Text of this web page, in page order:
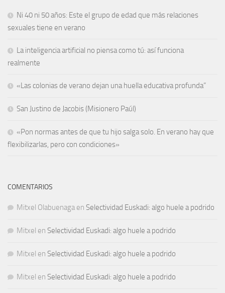
Ni 40 ni 50 años: Este el grupo de edad que más relaciones
sexuales tiene en verano
La inteligencia artificial no piensa como tú: así funciona
realmente
«Las colonias de verano dejan una huella educativa profunda”
San Justino de Jacobis (Misionero Paúl)
«Pon normas antes de que tu hijo salga solo. En verano hay que
flexibilizarlas, pero con condiciones»
COMENTARIOS
Mitxel Olabuenaga en Selectividad Euskadi: algo huele a podrido
Mitxel en Selectividad Euskadi: algo huele a podrido
Mitxel en Selectividad Euskadi: algo huele a podrido
Mitxel en Selectividad Euskadi: algo huele a podrido